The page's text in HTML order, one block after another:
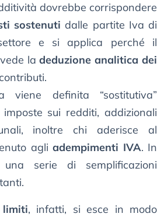
dovrebbe corrispondere
sostenuti dalle partite Iva di
e si applica perché il
ladeduzione analitica dei
viene definita “sostitutiva”
imposte sui redditi, addizionali
inoltre chi aderisce al
agliadempimenti IVA. In
serie di semplificazioni
limiti, infatti, si esce in modo